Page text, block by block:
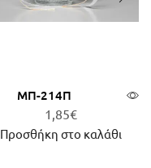
ΜΠ-214Π
1,85€
Προσθήκη στο καλάθι